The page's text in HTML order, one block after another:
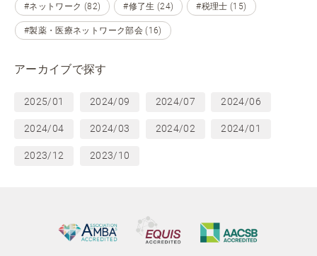
#ネットワーク (82) #修了生 (24) #税理士 (15)
#製薬・医療ネットワーク部会 (16)
アーカイブで探す
2025/01 2024/09 2024/07 2024/06
2024/04 2024/03 2024/02 2024/01
2023/12 2023/10